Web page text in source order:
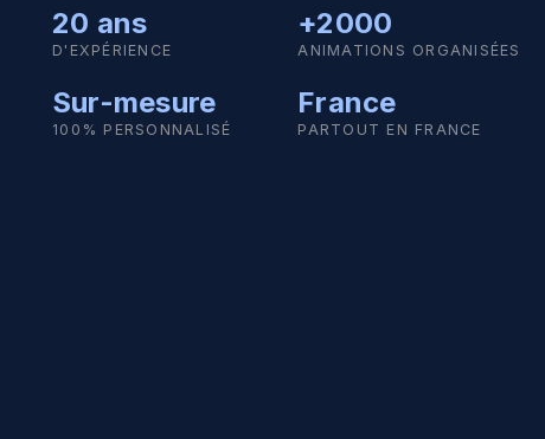
20 ans
D'EXPÉRIENCE
+2000
ANIMATIONS ORGANISÉES
Sur-mesure
100% PERSONNALISÉ
France
PARTOUT EN FRANCE